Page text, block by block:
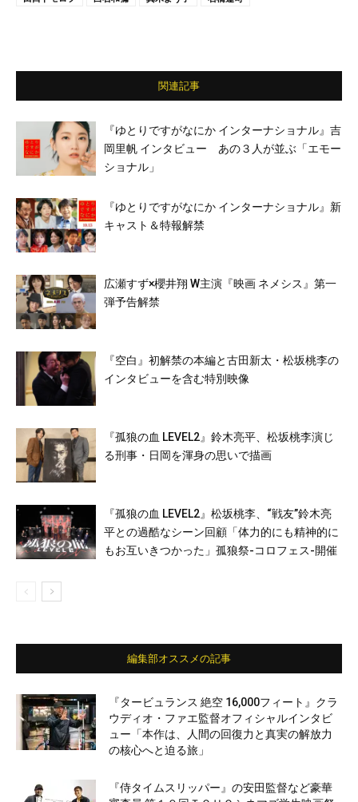
関連記事
『ゆとりですがなにか インターナショナル』吉
岡里帆 インタビュー あの３人が並ぶ「エモー
ショナル」
『ゆとりですがなにか インターナショナル』新
キャスト＆特報解禁
広瀬すず×櫻井翔 W主演『映画 ネメシス』第一
弾予告解禁
『空白』初解禁の本編と古田新太・松坂桃李の
インタビューを含む特別映像
『孤狼の血 LEVEL2』鈴木亮平、松坂桃李演じ
る刑事・日岡を渾身の思いで描画
『孤狼の血 LEVEL2』松坂桃李、“戦友”鈴木亮
平との過酷なシーン回顧「体力的にも精神的に
もお互いきつかった」孤狼祭-コロフェス-開催
編集部オススメの記事
『タービュランス 絶空 16,000フィート』クラ
ウディオ・ファエ監督オフィシャルインタビ
ュー「本作は、人間の回復力と真実の解放力
の核心へと迫る旅」
『侍タイムスリッパー』の安田監督など豪華